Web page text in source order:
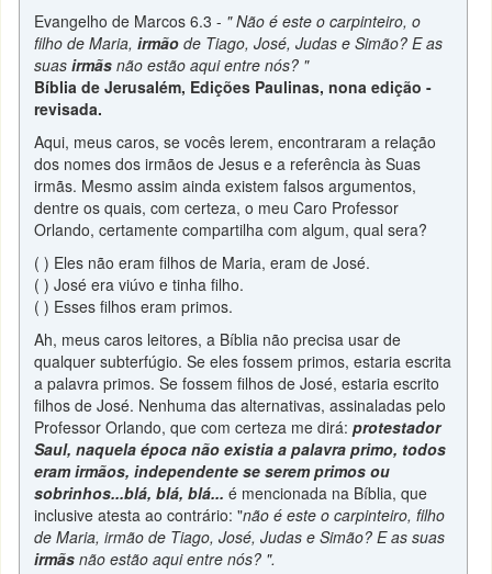
Evangelho de Marcos 6.3 - " Não é este o carpinteiro, o
filho de Maria,irmãode Tiago, José, Judas e Simão? E as
suasirmãs não estão aqui entre nós? "
Bíblia de Jerusalém, Edições Paulinas, nona edição -
revisada.
Aqui, meus caros, se vocês lerem, encontraram a relação
dos nomes dos irmãos de Jesus e a referência às Suas
irmãs. Mesmo assim ainda existem falsos argumentos,
dentre os quais, com certeza, o meu Caro Professor
Orlando, certamente compartilha com algum, qual sera?
( ) Eles não eram filhos de Maria, eram de José.
( ) José era viúvo e tinha filho.
( ) Esses filhos eram primos.
Ah, meus caros leitores, a Bíblia não precisa usar de
qualquer subterfúgio. Se eles fossem primos, estaria escrita
a palavra primos. Se fossem filhos de José, estaria escrito
filhos de José. Nenhuma das alternativas, assinaladas pelo
Professor Orlando, que com certeza me dirá:protestador
Saul, naquela época não existia a palavra primo, todos
eram irmãos, independente se serem primos ou
sobrinhos...blá, blá, blá... é mencionada na Bíblia, que
inclusive atesta ao contrário: "não é este o carpinteiro, filho
de Maria, irmão de Tiago, José, Judas e Simão? E as suas
irmãs não estão aqui entre nós? ".